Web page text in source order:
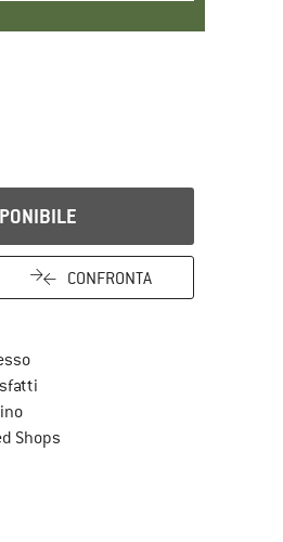
CONFRONTA
Vai alla politica di recesso qui Si
ShopsTrovi tutte le informazioni qui!